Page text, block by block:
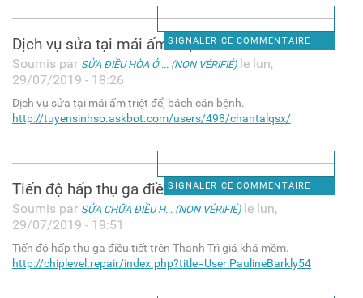
SIGNALER CE COMMENTAIRE
Dịch vụ sửa tại mái ấm triệt
Soumis par SỬA ĐIỀU HÒA Ở ... (NON VÉRIFIÉ)le lun,
29/07/2019 - 18:26
Dịch vụ sửa tại mái ấm triệt để, bách căn bệnh.
http://tuyensinhso.askbot.com/users/498/chantalqsx/
SIGNALER CE COMMENTAIRE
Tiến độ hấp thụ ga điều tiết
Soumis par SỬA CHỮA ĐIỀU H... (NON VÉRIFIÉ)le lun,
29/07/2019 - 19:51
Tiến độ hấp thụ ga điều tiết trên Thanh Trì giá khá mềm.
http://chiplevel.repair/index.php?title=User:PaulineBarkly54